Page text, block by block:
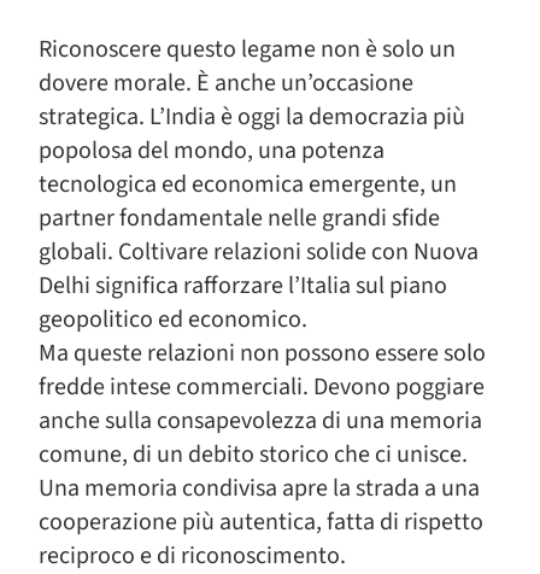
Riconoscere questo legame non è solo un
dovere morale. È anche un’occasione
strategica. L’India è oggi la democrazia più
popolosa del mondo, una potenza
tecnologica ed economica emergente, un
partner fondamentale nelle grandi sfide
globali. Coltivare relazioni solide con Nuova
Delhi significa rafforzare l’Italia sul piano
geopolitico ed economico.
Ma queste relazioni non possono essere solo
fredde intese commerciali. Devono poggiare
anche sulla consapevolezza di una memoria
comune, di un debito storico che ci unisce.
Una memoria condivisa apre la strada a una
cooperazione più autentica, fatta di rispetto
reciproco e di riconoscimento.